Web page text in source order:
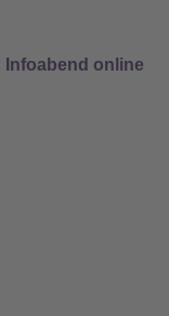
Infoabend online